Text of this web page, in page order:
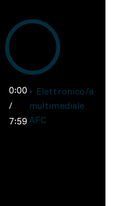
0:00
/
7:59
Elettronico/a
multimediale
AFC